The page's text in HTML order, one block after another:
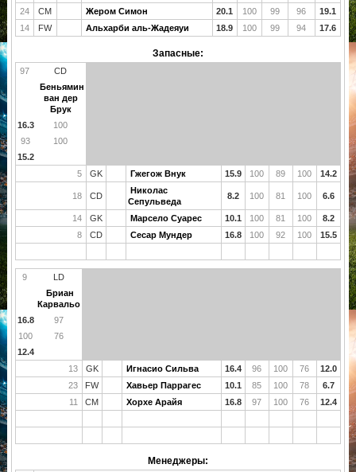
24
CM Жером Симон 20.1 100 99 96
19.1
14
FW Альхарби аль-Жадеяуи 18.9 100 99 94 17.6
Запасные:
97
CD
Беньямин
ван дер
Брук
16.3
100
93
100
15.2
5
GK Гжегож Внук 15.9 100 89 100 14.2
18 CD
Николас
Сепульведа
8.2 100 81 100 6.6
14 GK Марсело Суарес 10.1 100 81 100
8.2
8
CD Сесар Мундер 16.8 100 92 100 15.5
9
LD
Бриан
Карвальо
16.8
97
100
76
12.4
13
GK Игнасио Сильва 16.4 96 100 76
12.0
23
FW Хавьер Паррагес 10.1 85 100 78
6.7
11
CM Хорхе Арайя 16.8 97 100 76 12.4
Менеджеры: